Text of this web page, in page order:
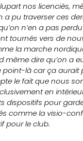
nos licenciés,
a pu traverser ces
n’en a pas
tournés vers de
la marche
même dire qu’on a
là car ça aurait
le fait que nous
en
dispositifs pour
comme la visio-
pour le club.